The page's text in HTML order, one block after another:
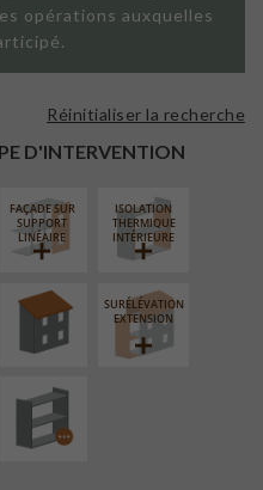
opérations auxquelles
D'INTERVENTION
Réinitialiser la recherche
FAÇADE SUR
SUPPORT
LINÉAIRE
ISOLATION
THERMIQUE
INTÉRIEURE
RÉFECTION DES
TOITURES
SURÉLÉVATION
EXTENSION
PROCÉDÉ
PARTICULIER